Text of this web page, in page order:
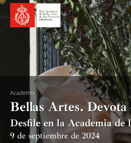
Ir
Academia
Bellas Artes.
Desfile en la Academia de
9 de septiembre de 2024